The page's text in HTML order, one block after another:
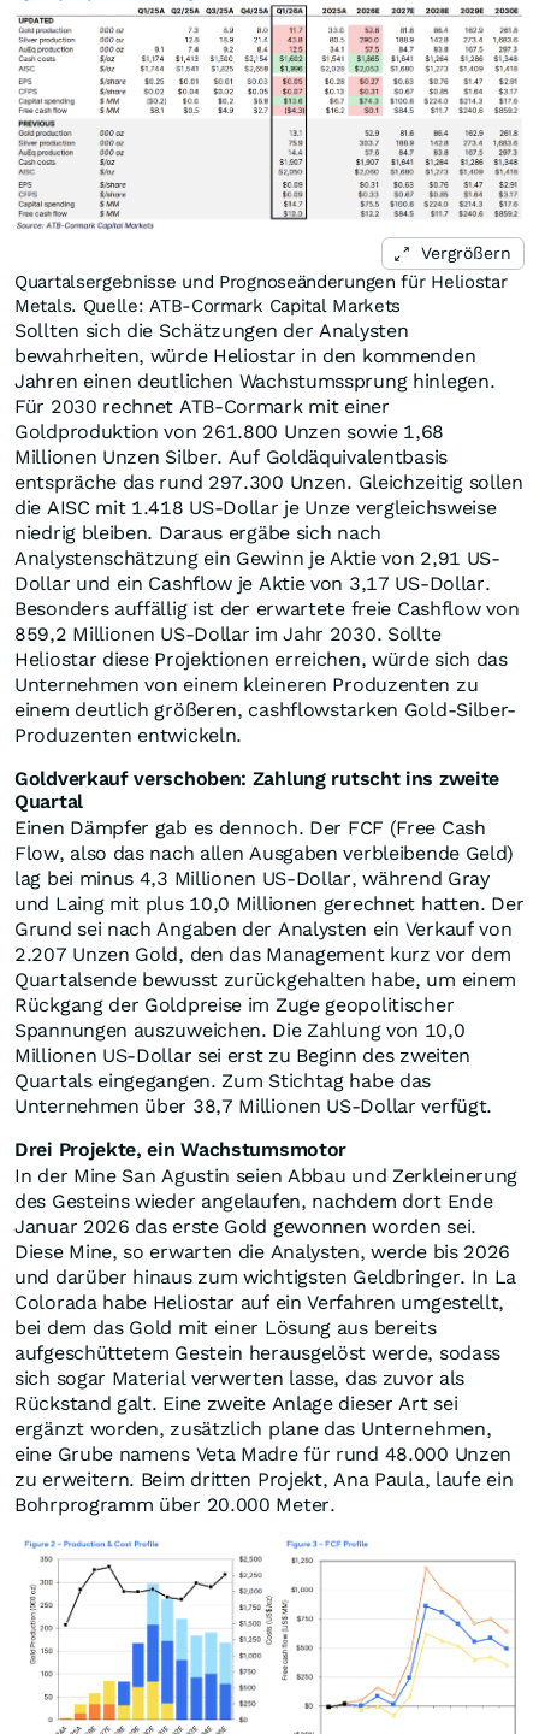
Vergrößern
Quartalsergebnisse und Prognoseänderungen für Heliostar
Metals. Quelle: ATB-Cormark Capital Markets
Sollten sich die Schätzungen der Analysten
bewahrheiten, würde Heliostar in den kommenden
Jahren einen deutlichen Wachstumssprung hinlegen.
Für 2030 rechnet ATB-Cormark mit einer
Goldproduktion von 261.800 Unzen sowie 1,68
Millionen Unzen Silber. Auf Goldäquivalentbasis
entspräche das rund 297.300 Unzen. Gleichzeitig sollen
die AISC mit 1.418 US-Dollar je Unze vergleichsweise
niedrig bleiben. Daraus ergäbe sich nach
Analystenschätzung ein Gewinn je Aktie von 2,91 US-
Dollar und ein Cashflow je Aktie von 3,17 US-Dollar.
Besonders auffällig ist der erwartete freie Cashflow von
859,2 Millionen US-Dollar im Jahr 2030. Sollte
Heliostar diese Projektionen erreichen, würde sich das
Unternehmen von einem kleineren Produzenten zu
einem deutlich größeren, cashflowstarken Gold-Silber-
Produzenten entwickeln.
Goldverkauf verschoben: Zahlung rutscht ins zweite
Quartal
Einen Dämpfer gab es dennoch. Der FCF (Free Cash
Flow, also das nach allen Ausgaben verbleibende Geld)
lag bei minus 4,3 Millionen US-Dollar, während Gray
und Laing mit plus 10,0 Millionen gerechnet hatten. Der
Grund sei nach Angaben der Analysten ein Verkauf von
2.207 Unzen Gold, den das Management kurz vor dem
Quartalsende bewusst zurückgehalten habe, um einem
Rückgang der Goldpreise im Zuge geopolitischer
Spannungen auszuweichen. Die Zahlung von 10,0
Millionen US-Dollar sei erst zu Beginn des zweiten
Quartals eingegangen. Zum Stichtag habe das
Unternehmen über 38,7 Millionen US-Dollar verfügt.
Drei Projekte, ein Wachstumsmotor
In der Mine San Agustin seien Abbau und Zerkleinerung
des Gesteins wieder angelaufen, nachdem dort Ende
Januar 2026 das erste Gold gewonnen worden sei.
Diese Mine, so erwarten die Analysten, werde bis 2026
und darüber hinaus zum wichtigsten Geldbringer. In La
Colorada habe Heliostar auf ein Verfahren umgestellt,
bei dem das Gold mit einer Lösung aus bereits
aufgeschüttetem Gestein herausgelöst werde, sodass
sich sogar Material verwerten lasse, das zuvor als
Rückstand galt. Eine zweite Anlage dieser Art sei
ergänzt worden, zusätzlich plane das Unternehmen,
eine Grube namens Veta Madre für rund 48.000 Unzen
zu erweitern. Beim dritten Projekt, Ana Paula, laufe ein
Bohrprogramm über 20.000 Meter.